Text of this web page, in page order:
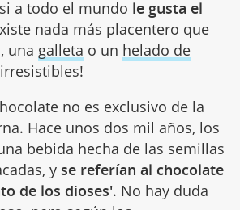
a todo el mundo le gusta el
nada más placentero que
una galleta o un helado de
irresistibles!
no es exclusivo de la
Hace unos dos mil años, los
bebida hecha de las semillas
y se referían al chocolate
de los dioses'. No hay duda